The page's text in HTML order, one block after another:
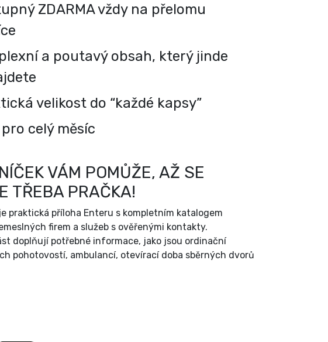
ZDARMA vždy na přelomu
a poutavý obsah, který jinde
velikost do “každé kapsy”
celý měsíc
VÁM POMŮŽE, AŽ SE
TŘEBA PRAČKA!
praktická příloha Enteru s kompletním katalogem
firem a služeb s ověřenými kontakty.
doplňují potřebné informace, jako jsou ordinační
pohotovostí, ambulancí, otevírací doba sběrných dvorů